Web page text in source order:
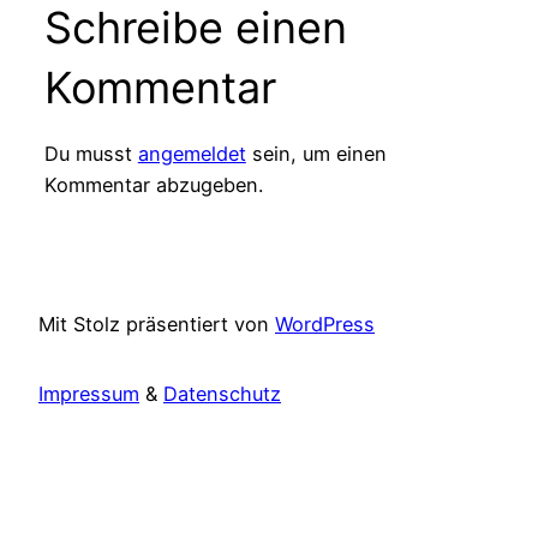
Schreibe einen
Kommentar
Du musst angemeldetsein, um einen
Kommentar abzugeben.
Mit Stolz präsentiert von WordPress
Impressum & Datenschutz